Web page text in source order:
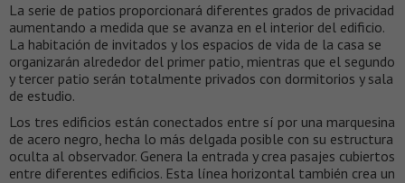
La serie de patios proporcionará diferentes grados de privacidad
aumentando a medida que se avanza en el interior del edificio.
La habitación de invitados y los espacios de vida de la casa se
organizarán alrededor del primer patio, mientras que el segundo
y tercer patio serán totalmente privados con dormitorios y sala
de estudio.
Los tres edificios están conectados entre sí por una marquesina
de acero negro, hecha lo más delgada posible con su estructura
oculta al observador. Genera la entrada y crea pasajes cubiertos
entre diferentes edificios. Esta línea horizontal también crea un